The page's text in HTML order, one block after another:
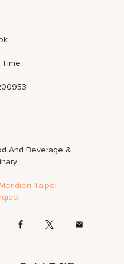
Time
And Beverage &
Taipei